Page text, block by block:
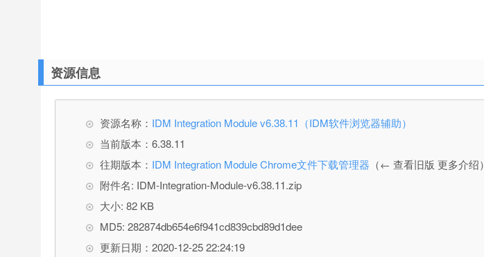
资源信息
资源名称： IDM Integration Module v6.38.11（IDM软件浏览器辅助）
当前版本：6.38.11
往期版本： IDM Integration Module Chrome文件下载管理器 （← 查看旧版 更多介绍）
附件名: IDM-Integration-Module-v6.38.11.zip
大小: 82 KB
MD5: 282874db654e6f941cd839cbd89d1dee
更新日期：2020-12-25 22:24:19